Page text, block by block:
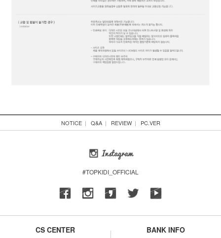
NOTICE| Q&A| REVIEW| PC.VER
#TOPKIDI_OFFICIAL
CS CENTER BANK INFO